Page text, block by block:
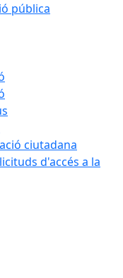
pública
ciutadana
d'accés a la